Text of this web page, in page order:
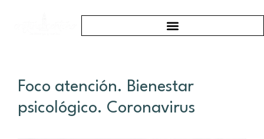
Foco atención. Bienestar
psicológico. Coronavirus